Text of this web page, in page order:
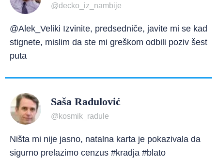
@decko_iz_nambije
@Alek_Veliki Izvinite, predsedniče, javite mi se kad
stignete, mislim da ste mi greškom odbili poziv šest
puta
Saša Radulović
@kosmik_radule
Ništa mi nije jasno, natalna karta je pokazivala da
sigurno prelazimo cenzus #kradja #blato